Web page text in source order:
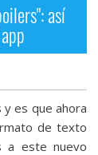
así
es que ahora
de texto
a este nuevo